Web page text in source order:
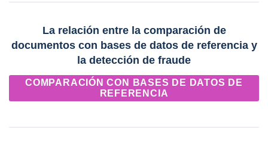
La relación entre la comparación de
documentos con bases de datos de referencia y
la detección de fraude
COMPARACIÓN CON BASES DE DATOS DE
REFERENCIA